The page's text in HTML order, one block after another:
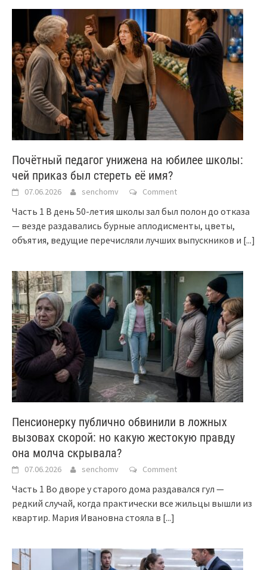
Почётный педагог унижена на юбилее школы:
чей приказ был стереть её имя?
07.06.2026 senchomv Comment
Часть 1 В день 50-летия школы зал был полон до отказа
— везде раздавались бурные аплодисменты, цветы,
объятия, ведущие перечисляли лучших выпускников и [...]
Пенсионерку публично обвинили в ложных
вызовах скорой: но какую жестокую правду
она молча скрывала?
07.06.2026 senchomv Comment
Часть 1 Во дворе у старого дома раздавался гул —
редкий случай, когда практически все жильцы вышли из
квартир. Мария Ивановна стояла в [...]